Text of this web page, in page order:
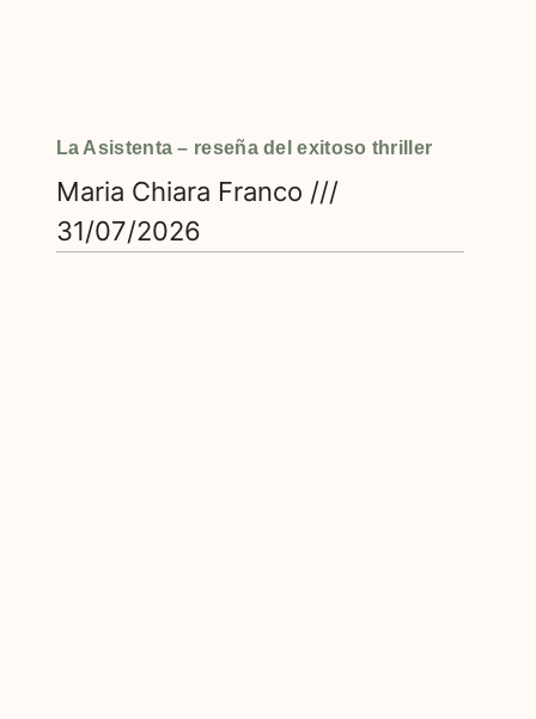
La Asistenta – reseña del exitoso thriller
Maria Chiara Franco
31/07/2026